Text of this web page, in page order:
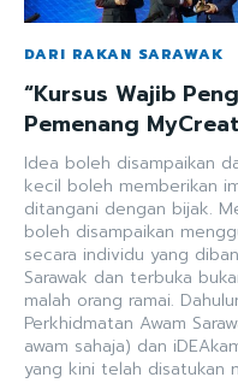
DARI RAKAN SARAWAK
“Kursus Wajib
Pemenang
Idea boleh disampaikan dalam pelbagai bentuk. Idea yang
kecil boleh memberikan
ditangani dengan bijak.
boleh disampaikan menggunakan platform
secara individu yang
Sarawak dan terbuka
malah orang ramai.
Perkhidmatan Awam
awam sahaja) dan
yang kini telah disatukan